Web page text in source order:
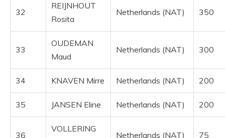
32
REIJNHOUT
Rosita
Netherlands (NAT) 350
33
OUDEMAN
Maud
Netherlands (NAT) 300
34 KNAVEN Mirre Netherlands (NAT) 200
35 JANSEN Eline Netherlands (NAT) 200
36
VOLLERING
Netherlands (NAT) 75